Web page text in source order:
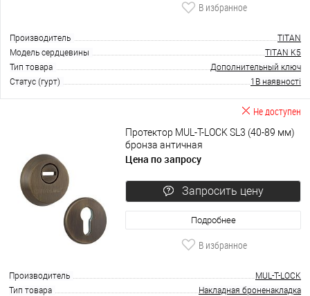
В избранное
Производитель
TITAN
Модель сердцевины
TITAN K5
Тип товара
Дополнительный ключ
Статус (гурт)
1В наявності
Не доступен
Протектор MUL-T-LOCK SL3 (40-89 мм)
бронза античная
Цена по запросу
Запросить цену
Подробнее
В избранное
Производитель
MUL-T-LOCK
Тип товара
Накладная броненакладка